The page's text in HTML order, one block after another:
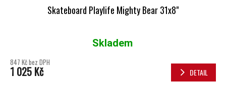
Skateboard Playlife Mighty Bear 31x8"
Průměrné hodnocení produktu je 5,0 z 5 hvězdiček.
Skladem
847 Kč bez DPH
1 025 Kč DETAIL